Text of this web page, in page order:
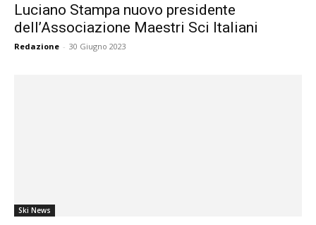
Luciano Stampa nuovo presidente
dell’Associazione Maestri Sci Italiani
Redazione - 30 Giugno 2023
Ski News